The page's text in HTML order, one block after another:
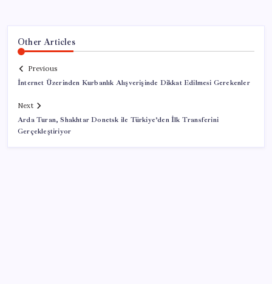
Other Articles
Previous
İnternet Üzerinden Kurbanlık Alışverişinde Dikkat Edilmesi Gerekenler
Next
Arda Turan, Shakhtar Donetsk ile Türkiye’den İlk Transferini
Gerçekleştiriyor